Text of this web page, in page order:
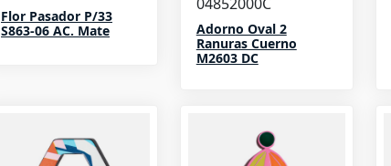
Flor Pasador P/33
S863-06 AC. Mate
Adorno Oval 2
Ranuras Cuerno
M2603 DC